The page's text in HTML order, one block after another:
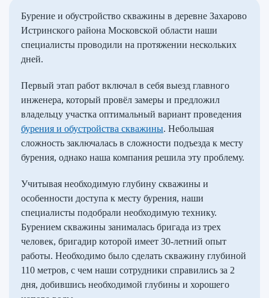
Бурение и обустройство скважины в деревне Захарово
Истринского района Московской области наши
специалисты проводили на протяжении нескольких
дней.
Первый этап работ включал в себя выезд главного
инженера, который провёл замеры и предложил
владельцу участка оптимальный вариант проведения
бурения и обустройства скважины. Небольшая
сложность заключалась в сложности подъезда к месту
бурения, однако наша компания решила эту проблему.
Учитывая необходимую глубину скважины и
особенности доступа к месту бурения, наши
специалисты подобрали необходимую технику.
Бурением скважины занималась бригада из трех
человек, бригадир которой имеет 30-летний опыт
работы. Необходимо было сделать скважину глубиной
110 метров, с чем наши сотрудники справились за 2
дня, добившись необходимой глубины и хорошего